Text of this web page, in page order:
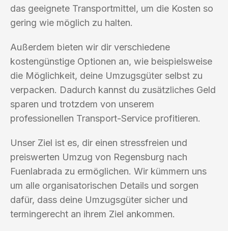
das geeignete Transportmittel, um die Kosten so
gering wie möglich zu halten.
Außerdem bieten wir dir verschiedene
kostengünstige Optionen an, wie beispielsweise
die Möglichkeit, deine Umzugsgüter selbst zu
verpacken. Dadurch kannst du zusätzliches Geld
sparen und trotzdem von unserem
professionellen Transport-Service profitieren.
Unser Ziel ist es, dir einen stressfreien und
preiswerten Umzug von Regensburg nach
Fuenlabrada zu ermöglichen. Wir kümmern uns
um alle organisatorischen Details und sorgen
dafür, dass deine Umzugsgüter sicher und
termingerecht an ihrem Ziel ankommen.